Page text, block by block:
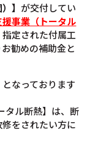
】 が交付してい
援事業（トータル
定された付属工
勧めの補助金と
なっております
タル断熱】は、断
をされたい方に